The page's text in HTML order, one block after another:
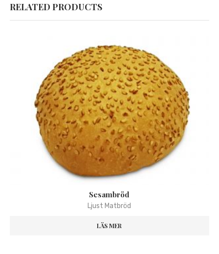
RELATED PRODUCTS
Sesambröd
Ljust Matbröd
LÄS MER